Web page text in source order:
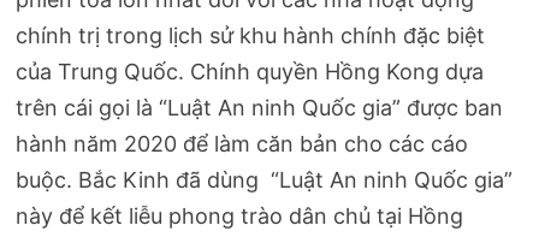
chính trị trong lịch sử khu hành chính đặc biệt
của Trung Quốc. Chính quyền Hồng Kong dựa
trên cái gọi là “Luật An ninh Quốc gia” được ban
hành năm 2020 để làm căn bản cho các cáo
buộc. Bắc Kinh đã dùng “Luật An ninh Quốc gia”
này để kết liễu phong trào dân chủ tại Hồng